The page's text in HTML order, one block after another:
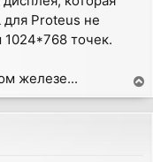
Proteus не
1024*768 точек.
железе...
o
p